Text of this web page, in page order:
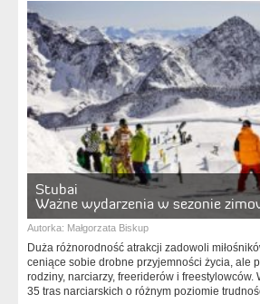
Stubai
Ważne wydarzenia w sezonie
Autorka: Małgorzata Biskup
Duża różnorodność atrakcji zadowoli
ceniące sobie drobne przyjemności życia, ale
rodziny, narciarzy, freeriderów i freestylowców.
35 tras narciarskich o różnym poziomie